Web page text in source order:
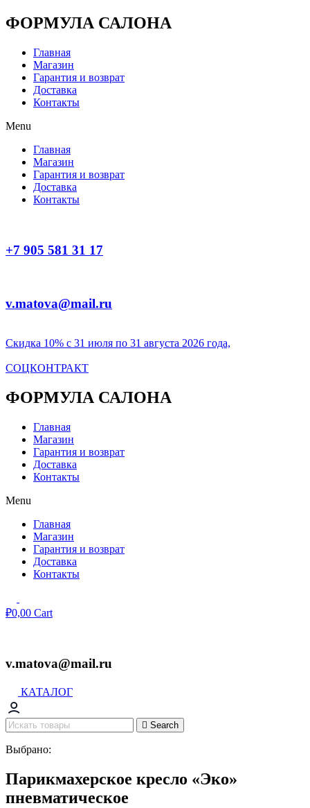
Перейти
к
ФОРМУЛА САЛОНА
Главная
Магазин
Гарантия и возврат
Доставка
Контакты
Menu
Главная
Магазин
Гарантия и возврат
Доставка
Контакты
+7 905 581 31 17
v.matova@mail.ru
Скидка 10% с 31 июля по 31 августа 2026 года,
СОЦКОНТРАКТ
ФОРМУЛА САЛОНА
Главная
Магазин
Гарантия и возврат
Доставка
Контакты
Menu
Главная
Магазин
Гарантия и возврат
Доставка
Контакты
₽0,00 Cart
v.matova@mail.ru
КАТАЛОГ
Search
Выбрано:
Парикмахерское кресло «Эко»
пневматическое